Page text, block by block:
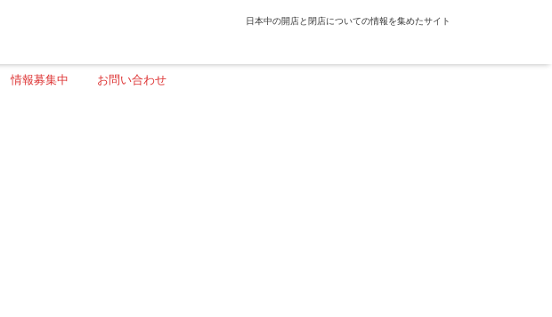
日本中の開店と閉店についての情報を集めたサイト
情報募集中 お問い合わせ